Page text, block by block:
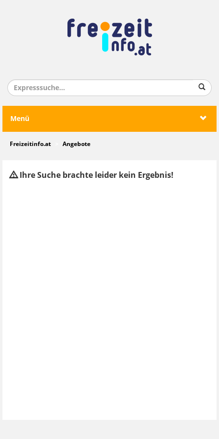
Menü
Freizeitinfo.at Angebote
Ihre Suche brachte leider kein Ergebnis!